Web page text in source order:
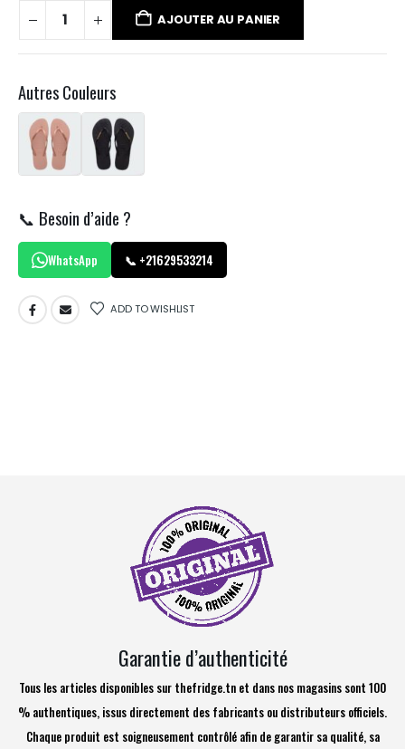
AJOUTER AU PANIER
Autres Couleurs
📞 Besoin d’aide ?
WhatsApp 📞 +21629533214
ADD TO WISHLIST
Garantie d’authenticité
Tous les articles disponibles sur thefridge.tn et dans nos magasins sont 100
% authentiques, issus directement des fabricants ou distributeurs officiels.
Chaque produit est soigneusement contrôlé afin de garantir sa qualité, sa